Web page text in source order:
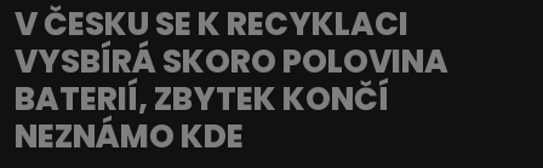
V ČESKU SE K RECYKLACI
VYSBÍRÁ SKORO POLOVINA
BATERIÍ, ZBYTEK KONČÍ
NEZNÁMO KDE